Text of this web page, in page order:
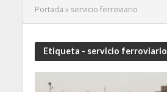
Portada » servicio ferroviario
Etiqueta - servicio ferroviario